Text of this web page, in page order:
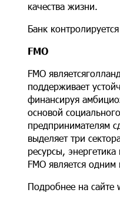
качества жизни.
Банк
FMO
FMO
поддерживает
финансируя
основой
предпринимателям
выделяет три
ресурсы,
FMO является
Подробнее на сайте